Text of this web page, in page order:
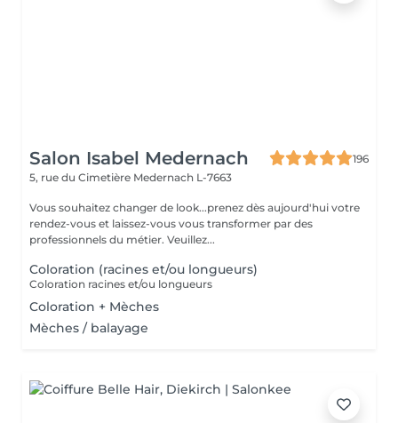
Salon Isabel Medernach
196
5, rue du Cimetière Medernach L-7663
Vous souhaitez changer de look...prenez dès aujourd'hui votre
rendez-vous et laissez-vous vous transformer par des
professionnels du métier. Veuillez...
Coloration (racines et/ou longueurs)
Coloration racines et/ou longueurs
Coloration + Mèches
Mèches / balayage